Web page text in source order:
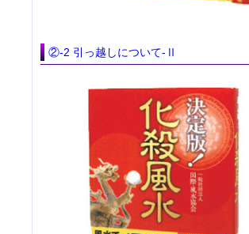
②-2 引っ越しについて-Ⅱ